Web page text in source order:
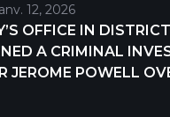
12, 2026
OFFICE IN
A CRIMINAL
JEROME POWELL